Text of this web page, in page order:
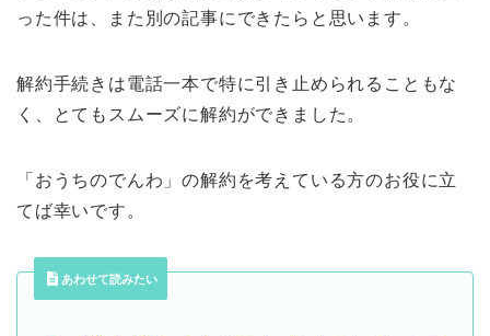
った件は、また別の記事にできたらと思います。
解約手続きは電話一本で特に引き止められることもな
く、とてもスムーズに解約ができました。
「おうちのでんわ」の解約を考えている方のお役に立
てば幸いです。
あわせて読みたい